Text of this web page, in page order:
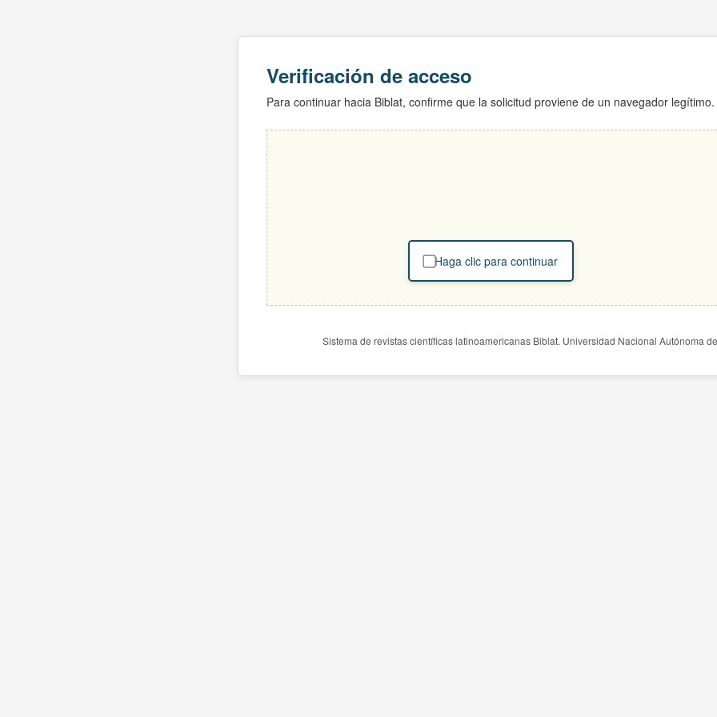
Verificación de acceso
Para continuar hacia Biblat, confirme que la solicitud proviene de un navegador legítimo.
Haga clic para continuar
Sistema de revistas científicas latinoamericanas Biblat. Universidad Nacional Autónoma